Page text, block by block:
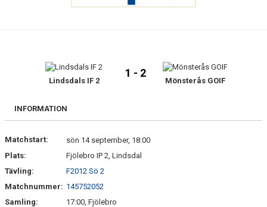
BILDGALLERI
DOKUMENT
Lindsdals IF 2
1 - 2
Mönsterås GOIF
INFORMATION
Matchstart:
sön 14 september, 18:00
Plats:
Fjölebro IP 2, Lindsdal
Tävling:
F2012 Sö 2
Matchnummer: 145752052
Samling:
17:00, Fjölebro